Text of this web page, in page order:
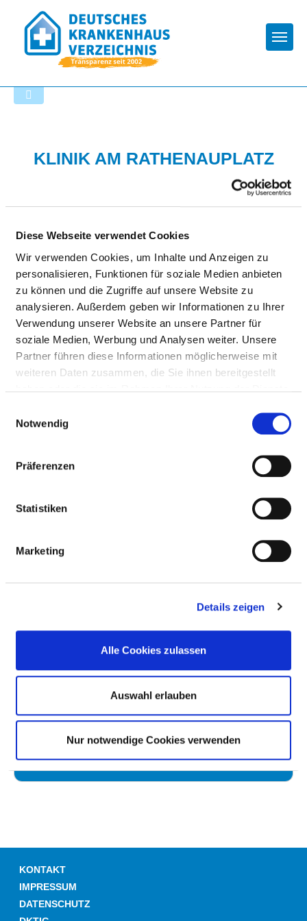
Diese Webseite verwendet Cookies
Wir verwenden Cookies, um Inhalte und Anzeigen zu
personalisieren, Funktionen für soziale Medien anbieten
zu können und die Zugriffe auf unsere Website zu
analysieren. Außerdem geben wir Informationen zu Ihrer
Verwendung unserer Website an unsere Partner für
soziale Medien, Werbung und Analysen weiter. Unsere
Partner führen diese Informationen möglicherweise mit
weiteren Daten zusammen, die Sie ihnen bereitgestellt
Notwendig
Präferenzen
Statistiken
Marketing
Details zeigen
Alle Cookies zulassen
Auswahl erlauben
Nur notwendige Cookies verwenden
KLINIK AM RATHENAUPLATZ
HYGIENE
HYGIENEBEAUFTRAGTE/R
Ein/e Hygienebeauftragte/r wurde nicht
HYGIENESTANDARD ZVK UND WEITERE
HÄNDEDESINFEKTION
UMGANG MIT MRE /MRSA
KONTAKT
IMPRESSUM
DATENSCHUTZ